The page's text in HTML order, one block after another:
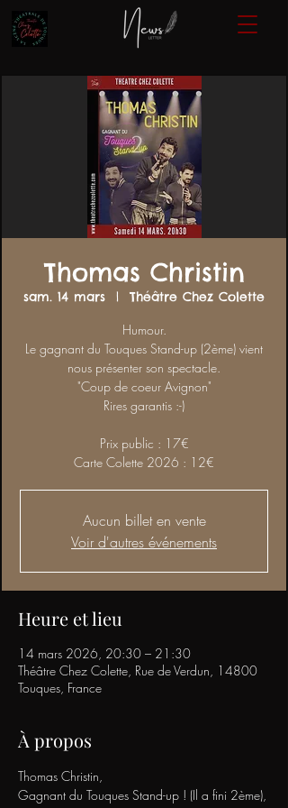
Thomas Christin
sam. 14 mars
  |
Théâtre Chez Colette
Humour.
Le gagnant du Touques Stand-up (2ème) vient
nous présenter son spectacle.
"Coup de coeur Avignon"
Rires garantis :-)
Prix public : 17€
Carte Colette 2026 : 12€
Aucun billet en vente
Voir d'autres événements
Heure et lieu
14 mars 2026, 20:30 – 21:30
Théâtre Chez Colette, Rue de Verdun, 14800
Touques, France
À propos
Thomas Christin,
Gagnant du Touques Stand-up ! (Il a fini 2ème),